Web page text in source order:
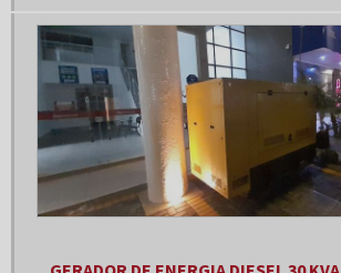
Gerador 20 kva monofásico
Gerador 20kva trifásico
Gerador 25 kva
Gerador 25 kva a venda
Gerador 25 kva aluguel